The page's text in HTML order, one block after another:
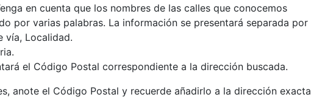
en cuenta que los nombres de las calles que conocemos
por varias palabras. La información se presentará separada por
vía, Localidad.
el Código Postal correspondiente a la dirección buscada.
anote el Código Postal y recuerde añadirlo a la dirección exacta